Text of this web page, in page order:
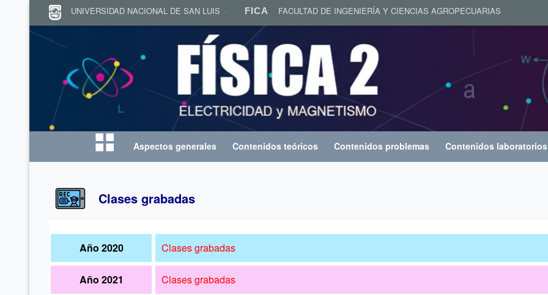
UNIVERSIDAD NACIONAL DE SAN LUIS FICA FACULTAD DE INGENIERÍA Y CIENCIAS AGROPECUARIAS
Inicio
Aspectos generales Contenidos teóricos Contenidos problemas Contenidos laboratorios
Clases grabadas
Año 2020 Clases grabadas
Año 2021 Clases grabadas